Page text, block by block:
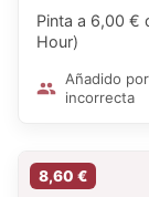
Pinta a 6,00 €
Hour)
Añadido
incorrecta
8,60 €